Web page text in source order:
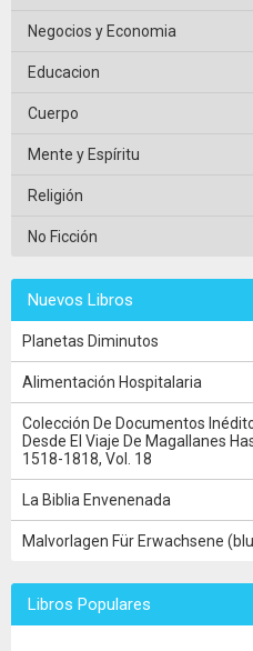
Negocios y Economia
Educacion
Cuerpo
Mente y Espíritu
Religión
No Ficción
Nuevos Libros
Planetas Diminutos
Alimentación Hospitalaria
Colección De Documentos
Desde El Viaje De Magallanes
1518-1818, Vol. 18
La Biblia Envenenada
Malvorlagen Für Erwachsene
Libros Populares